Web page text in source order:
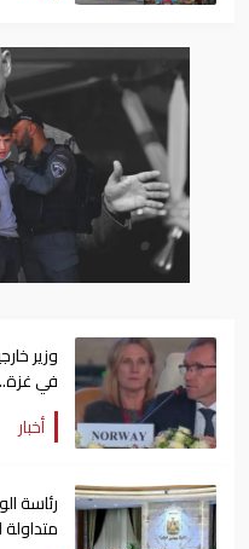
وزير
في
أخبار
رئاسة